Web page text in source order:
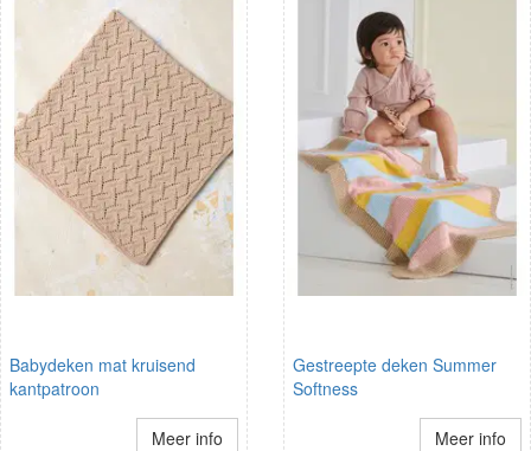
Babydeken mat kruisend
kantpatroon
Meer info
Gestreepte deken Summer
Softness
Meer info